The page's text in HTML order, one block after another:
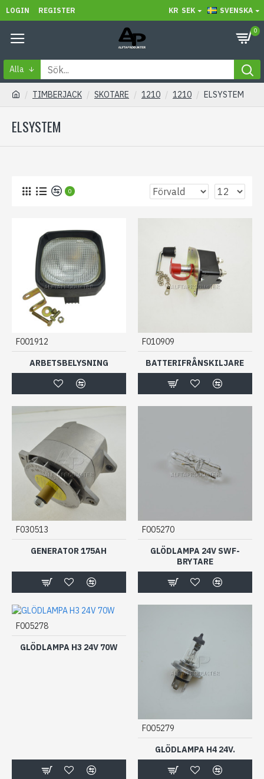
LOGIN REGISTER KR SEK SVENSKA
0
Alla
TIMBERJACK SKOTARE 1210 1210 ELSYSTEM
ELSYSTEM
0
F001912
ARBETSBELYSNING
F010909
BATTERIFRÅNSKILJARE
F030513
GENERATOR 175AH
F005270
GLÖDLAMPA 24V SWF-
BRYTARE
F005278
GLÖDLAMPA H3 24V 70W
F005279
GLÖDLAMPA H4 24V.